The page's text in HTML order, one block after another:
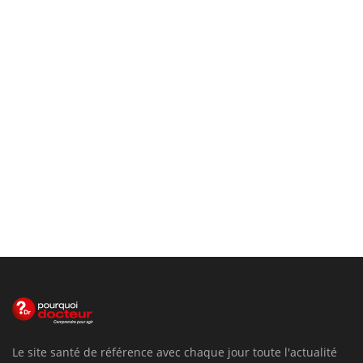
Le site santé de référence avec chaque jour toute l'actualité